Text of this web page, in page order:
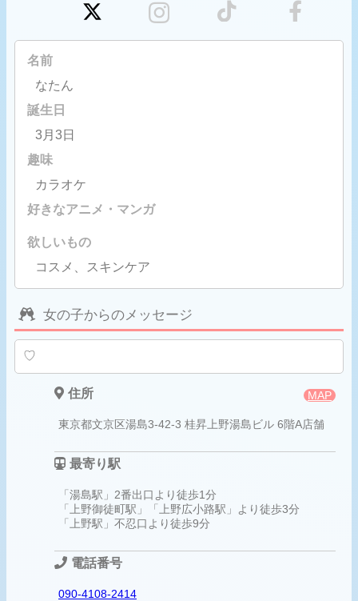
名前
なたん
誕生日
3月3日
趣味
カラオケ
好きなアニメ・マンガ
欲しいもの
コスメ、スキンケア
女の子からのメッセージ
♡
住所
東京都文京区湯島3-42-3 桂昇上野湯島ビル 6階A店舗
MAP
最寄り駅
「湯島駅」2番出口より徒歩1分
「上野御徒町駅」「上野広小路駅」より徒歩3分
「上野駅」不忍口より徒歩9分
電話番号
090-4108-2414